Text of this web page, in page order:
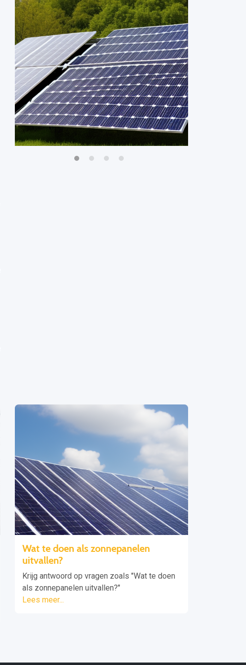
Wat te doen als zonnepanelen
uitvallen?
Krijg antwoord op vragen zoals "Wat te doen
als zonnepanelen uitvallen?"
Lees meer...